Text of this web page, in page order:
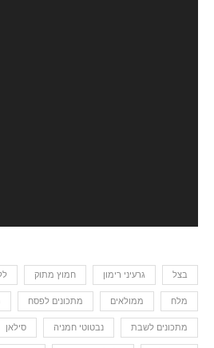
בצל גרעיני רימון חמוץ מתוק
מלח ממולאים מתכונים לפסח
מתכונים לשבת נבטוטי חמניה סילאן